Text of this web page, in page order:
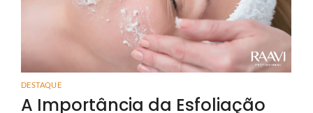
DESTAQUE
A Importância da Esfoliação